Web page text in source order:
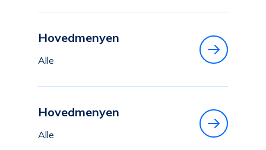
Hovedmenyen
Alle
Hovedmenyen
Alle